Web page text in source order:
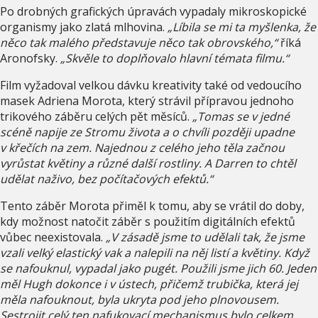
Po drobných grafických úpravách vypadaly mikroskopické
organismy jako zlatá mlhovina. „Líbila se mi ta myšlenka, že
něco tak malého představuje něco tak obrovského,“říká
Aronofsky. „Skvěle to doplňovalo hlavní témata filmu.“
Film vyžadoval velkou dávku kreativity také od vedoucího
masek Adriena Morota, který strávil přípravou jednoho
trikového záběru celých pět měsíců. „Tomas se v jedné
scéně napije ze Stromu života a o chvíli později upadne
v křečích na zem. Najednou z celého jeho těla začnou
vyrůstat květiny a různé další rostliny. A Darren to chtěl
udělat naživo, bez počítačových efektů.“
Tento záběr Morota přiměl k tomu, aby se vrátil do doby,
kdy možnost natočit záběr s použitím digitálních efektů
vůbec neexistovala. „V zásadě jsme to udělali tak, že jsme
vzali velký elastický vak a nalepili na něj listí a květiny. Když
se nafouknul, vypadal jako pugét. Použili jsme jich 60. Jeden
měl Hugh dokonce i v ústech, přičemž trubička, která jej
měla nafouknout, byla ukryta pod jeho plnovousem.
Sestrojit celý ten nafukovací mechanismus bylo celkem